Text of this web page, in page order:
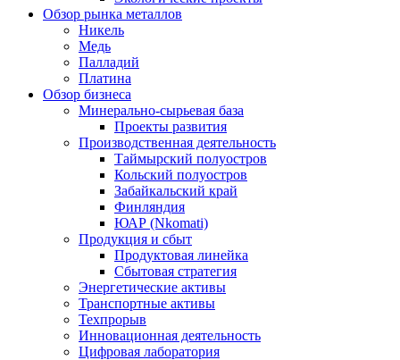
Обзор рынка металлов
Никель
Медь
Палладий
Платина
Обзор бизнеса
Минерально-сырьевая база
Проекты развития
Производственная деятельность
Таймырский полуостров
Кольский полуостров
Забайкальский край
Финляндия
ЮАР (Nkomati)
Продукция и сбыт
Продуктовая линейка
Сбытовая стратегия
Энергетические активы
Транспортные активы
Техпрорыв
Инновационная деятельность
Цифровая лаборатория